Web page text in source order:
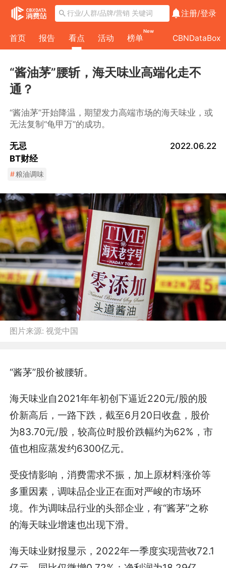
注册/登录
首页 报告 看点 活动 榜单
New
CBNDataBox
“酱油茅”腰斩，海天味业高端化走不
通？
“酱油茅”开始降温，期望发力高端市场的海天味业，或
无法复制“龟甲万”的成功。
无忌
BT财经
2022.06.22
#粮油调味
图片来源:视觉中国
“酱茅”股价被腰斩。
海天味业自2021年年初创下逼近220元/股的股
价新高后，一路下跌，截至6月20日收盘，股价
为83.70元/股，较高位时股价跌幅约为62%，市
值也相应蒸发约6300亿元。
受疫情影响，消费需求不振，加上原材料涨价等
多重因素，调味品企业正在面对严峻的市场环
境。作为调味品行业的头部企业，有“酱茅”之称
的海天味业增速也出现下滑。
海天味业财报显示，2022年一季度实现营收72.1